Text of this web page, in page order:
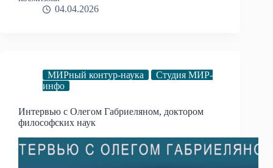
04.04.2026
МИРный контур-наука
Студия МИР-
инфо
Интервью с Олегом Габриеляном, доктором
философских наук